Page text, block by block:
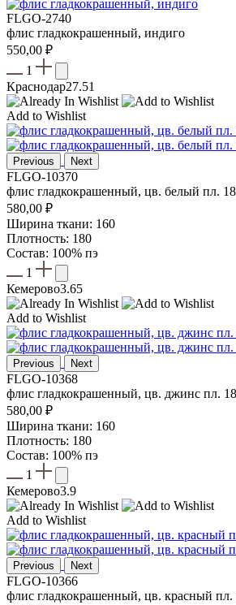
FLGO-2740
флис гладкокрашенный, индиго
550,00 ₽
1
Краснодар27.51
Add to Wishlist
Previous Next
FLGO-10370
флис гладкокрашенный, цв. белый пл.
580,00 ₽
Ширина ткани: 160
Плотность: 180
Состав: 100% пэ
1
Кемерово3.65
Add to Wishlist
Previous Next
FLGO-10368
флис гладкокрашенный, цв. джинс пл.
580,00 ₽
Ширина ткани: 160
Плотность: 180
Состав: 100% пэ
1
Кемерово3.9
Add to Wishlist
Previous Next
FLGO-10366
флис гладкокрашенный, цв. красный